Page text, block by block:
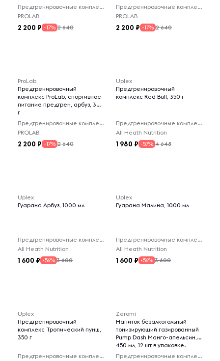
Предтренировочные комплексы
PROLAB
2 200 -17% 2 640
Предтренировочные комплексы
PROLAB
2 200 -17% 2 640
ProLab
Предтренировочный
комплекс ProLab, спортивное
питание предтрен, арбуз, 300
г
Предтренировочные комплексы
PROLAB
2 200 -17% 2 640
Uplex
Предтренировочный
комплекс Red Bull, 350 г
Предтренировочные комплексы
All Heath Nutrition
1 980 -57% 4 648
Uplex
Гуарана Арбуз, 1000 мл
Предтренировочные комплексы
All Heath Nutrition
1 600 -56% 3 600
Uplex
Гуарана Малина, 1000 мл
Предтренировочные комплексы
All Heath Nutrition
1 600 -56% 3 600
Uplex
Предтренировочный
комплекс Тропический пунш,
350 г
Предтренировочные комплексы
Zeromi
Напиток безалкогольный
тонизирующий газированный
Pump Dash Манго-апельсин,
450 мл, 12 шт в упаковке.
Предтренировочные комплексы